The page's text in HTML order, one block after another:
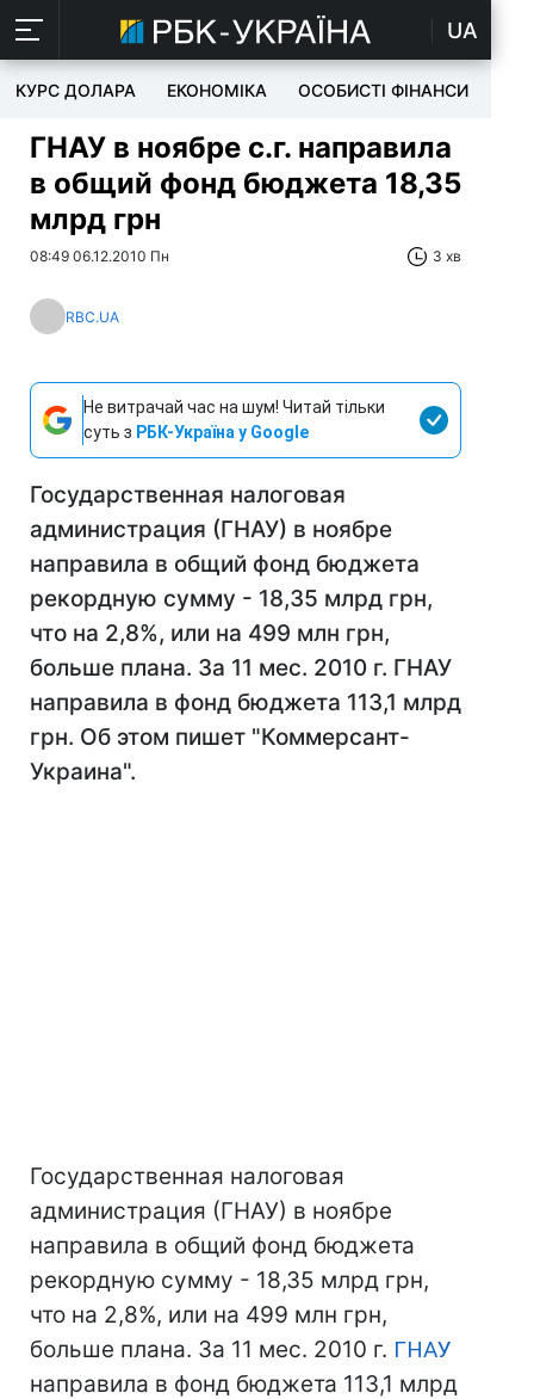
UA
КУРС ДОЛАРА ЕКОНОМІКА ОСОБИСТІ ФІНАНСИ
ГНАУ в ноябре с.г. направила
в общий фонд бюджета 18,35
млрд грн
08:49 06.12.2010 Пн 3 хв
RBC.UA
Не витрачай час на шум! Читай тільки
суть з РБК-Україна у Google
Государственная налоговая
администрация (ГНАУ) в ноябре
направила в общий фонд бюджета
рекордную сумму - 18,35 млрд грн,
что на 2,8%, или на 499 млн грн,
больше плана. За 11 мес. 2010 г. ГНАУ
направила в фонд бюджета 113,1 млрд
грн. Об этом пишет "Коммерсант-
Украина".
Государственная налоговая
администрация (ГНАУ) в ноябре
направила в общий фонд бюджета
рекордную сумму - 18,35 млрд грн,
что на 2,8%, или на 499 млн грн,
больше плана. За 11 мес. 2010 г. ГНАУ
направила в фонд бюджета 113,1 млрд